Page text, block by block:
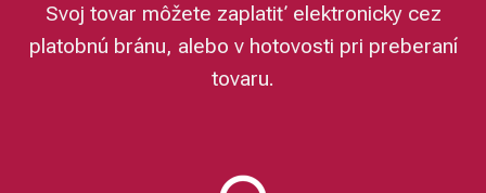
Svoj tovar môžete zaplatiť elektronicky cez
platobnú bránu, alebo v hotovosti pri preberaní
tovaru.